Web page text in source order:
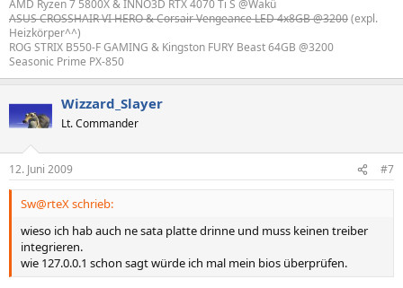
AMD Ryzen 7 5800X & INNO3D RTX 4070 Ti S @Wakü
ASUS CROSSHAIR VI HERO & Corsair Vengeance LED 4x8GB @3200(expl.
Heizkörper^^)
ROG STRIX B550-F GAMING & Kingston FURY Beast 64GB @3200
Seasonic Prime PX-850
Wizzard_Slayer
Lt. Commander
12. Juni 2009 #7
Sw@rteX schrieb:
wieso ich hab auch ne sata platte drinne und muss keinen treiber
integrieren.
wie 127.0.0.1 schon sagt würde ich mal mein bios überprüfen.